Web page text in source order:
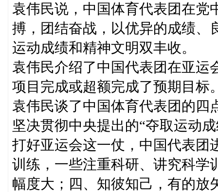
袁伟民说，中国体育代表团在党
搏，团结奋战，以优异的成绩、
运动成绩和精神文明双丰收。
袁伟民介绍了中国代表团在亚运
项目完成或超额完成了预期目标
袁伟民谈了中国体育代表团的四
坚决贯彻中央提出的“夺取运动
打好亚运会这一仗，中国代表团
训练，一些注重科研、讲究科学
幅度大；四、知彼知己，有的放